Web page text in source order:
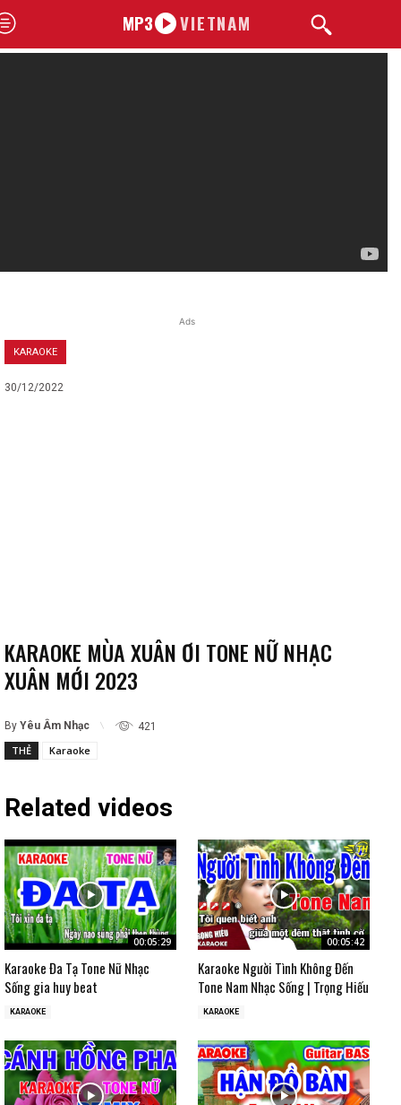
MP3 VIETNAM
Ads
KARAOKE
30/12/2022
KARAOKE MÙA XUÂN ƠI TONE NỮ NHẠC
XUÂN MỚI 2023
By Yêu Âm Nhạc 421
THẺ Karaoke
Related videos
00:05:29
Karaoke Đa Tạ Tone Nữ Nhạc
Sống gia huy beat
KARAOKE
00:05:42
Karaoke Người Tình Không Đến
Tone Nam Nhạc Sống | Trọng Hiếu
KARAOKE